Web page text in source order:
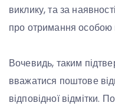
виклику, та за
про отримання особою
Вочевидь, таким
вважатися поштове
відповідної відмітки.